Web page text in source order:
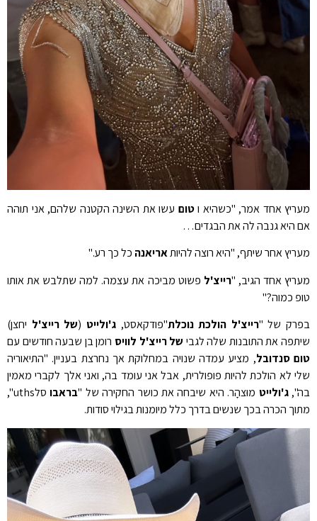
מעריץ אחד אמר, "כשהיא וטום עשו את השינה הקטנה שלהם, אני תוהה
אם היא גנבה לה את הבגדים…
מעריץ אחר שיתף, "היא רוצה להיותאריאנה כל כך רע."
מעריץ אחד הגיב, "רייצ'ל פשוט מביכה את עצמה. למה שתלבש את אותו
טופ כמוה?"
בפרק של "רייצ'ל הולכת נוכלת"פודקאסט,ג'ולייט (של רייצ'ל יחצן)
שיתפה את התובנות שלה לגבי של רייצ'ל לוויס רומן בן שבעה חודשים עם
טום סנדובל, מציע עמדה שנויה במחלוקת אך נחרצת בעניין. "התיאוריה
שלי לא הולכת להיות פופולרית, אבל אני עומד בה, ואני אלך לקברי מאמין
בה",ג'ולייט מוּצהָר. היא שיבחה את כושר החקירה של "בראבו
סלuths",
מתוך הכרה בכך שנשים בדרך כלל מיומנות בגילוי סודות.